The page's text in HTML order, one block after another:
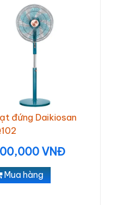
đứng Daikiosan
VNĐ
Mua hàng